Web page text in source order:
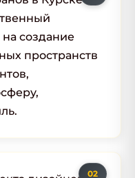
создание
пространств